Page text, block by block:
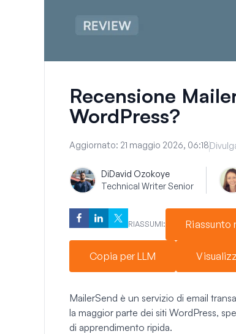
Recensione
WordPress?
Aggiornato: 21 maggio 2026, 06:18
DiDavid Ozokoye
Technical Writer Senior
RIASSUMI: Riassunto
Copia per LLM
MailerSend è un servizio di email
la maggior parte dei siti WordPress,
di apprendimento ripida.